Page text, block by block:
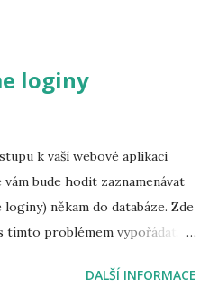
for specifying which URLs
of the WEB-INF/web.xml
xml/ns/javaee"
2001/XMLSchema-instance"
xmlns.jcp.org/xml/ns/javaee
loginy
k vaší webové aplikaci
bude hodit zaznamenávat
někam do databáze. Zde
tímto problémem vypořádat.
metodu pro zápis do databáze
DALŠÍ INFORMACE